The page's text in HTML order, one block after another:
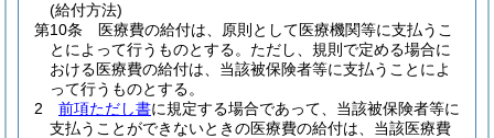
(給付方法)
第10条
医療費の給付は、原則として医療機関等に支払うこ
とによって行うものとする。 ただし、規則で定める場合に
おける医療費の給付は、当該被保険者等に支払うことによ
って行うものとする。
2
前項ただし書に規定する場合であって、当該被保険者等に
支払うことができないときの医療費の給付は、当該医療費